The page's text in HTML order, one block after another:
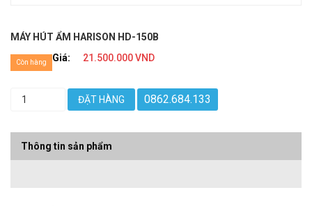
MÁY HÚT ẨM HARISON HD-150B
Giá:
21.500.000 VND
Còn hàng
ĐẶT HÀNG 0862.684.133
Thông tin sản phẩm